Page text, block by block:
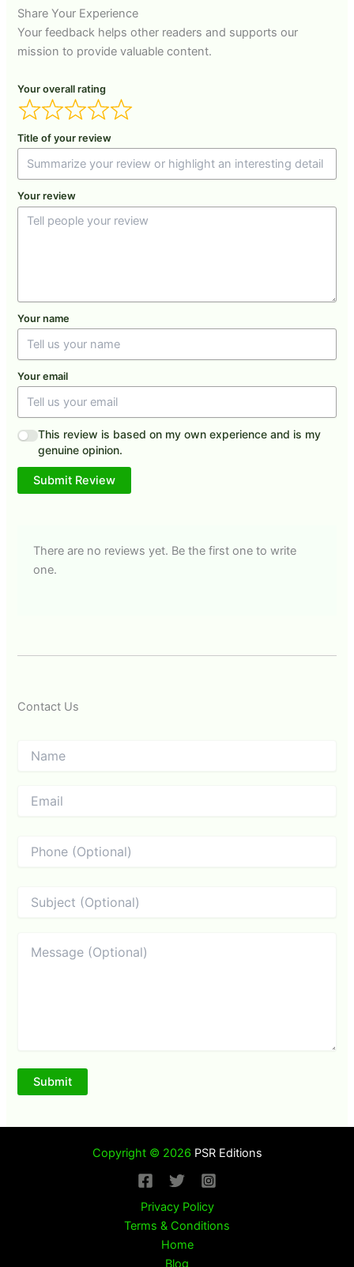
Share Your Experience
Your feedback helps other readers and supports our
mission to provide valuable content.
Your overall rating
Title of your review
Your review
Your name
Your email
This review is based on my own experience and is my
genuine opinion.
Submit Review
There are no reviews yet. Be the first one to write
one.
Contact Us
Copyright © 2026 PSR Editions
Privacy Policy
Terms & Conditions
Home
Blog